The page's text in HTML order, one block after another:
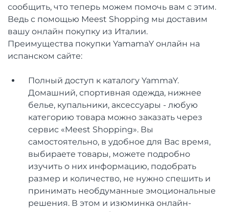
сообщить, что теперь можем помочь вам с этим.
Ведь с помощью Meest Shopping мы доставим
вашу онлайн покупку из Италии.
Преимущества покупки YamamaY онлайн на
испанском сайте:
Полный доступ к каталогу YammaY.
Домашний, спортивная одежда, нижнее
белье, купальники, аксессуары - любую
категорию товара можно заказать через
сервис «Meest Shopping». Вы
самостоятельно, в удобное для Вас время,
выбираете товары, можете подробно
изучить о них информацию, подобрать
размер и количество, не нужно спешить и
принимать необдуманные эмоциональные
решения. В этом и изюминка онлайн-